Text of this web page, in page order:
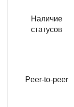
Наличие
статусов
Peer-to-peer